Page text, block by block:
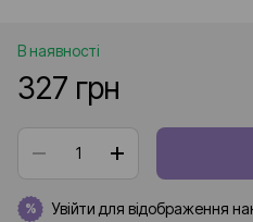
В наявності
327 грн
% Увійти для відображення